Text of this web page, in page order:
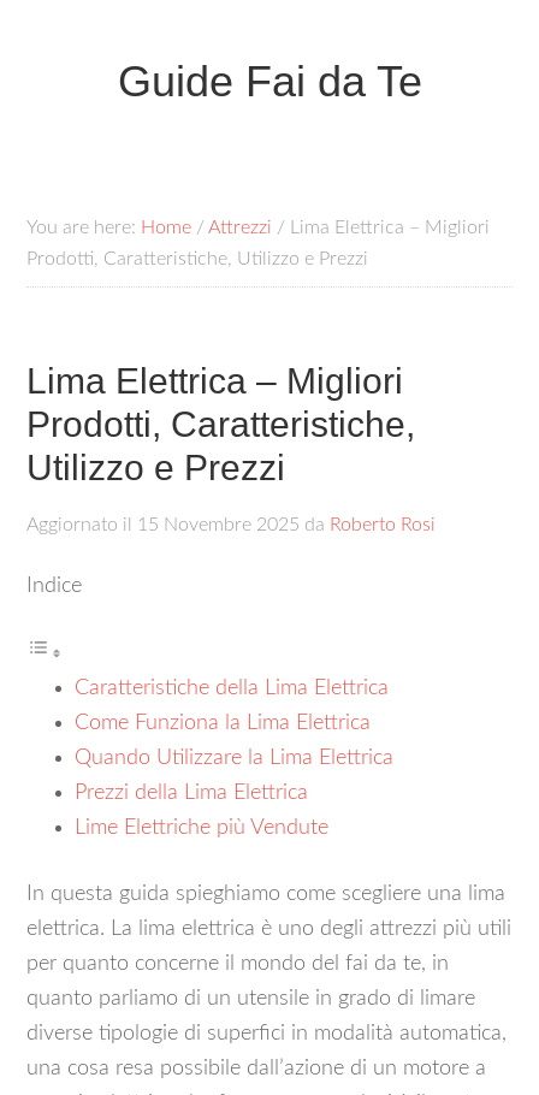
Guide Fai da Te
You are here: Home / Attrezzi / Lima Elettrica – Migliori
Prodotti, Caratteristiche, Utilizzo e Prezzi
Lima Elettrica – Migliori
Prodotti, Caratteristiche,
Utilizzo e Prezzi
Aggiornato il 15 Novembre 2025 da Roberto Rosi
Indice
Caratteristiche della Lima Elettrica
Come Funziona la Lima Elettrica
Quando Utilizzare la Lima Elettrica
Prezzi della Lima Elettrica
Lime Elettriche più Vendute
In questa guida spieghiamo come scegliere una lima
elettrica. La lima elettrica è uno degli attrezzi più utili
per quanto concerne il mondo del fai da te, in
quanto parliamo di un utensile in grado di limare
diverse tipologie di superfici in modalità automatica,
una cosa resa possibile dall’azione di un motore a